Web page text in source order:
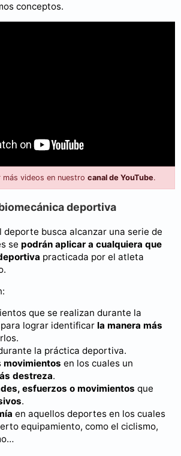
conceptos.
más videos en nuestro canal de YouTube.
deportiva
deporte busca alcanzar una serie de
se podrán aplicar a cualquiera que
practicada por el atleta
que se realizan durante la
lograr identificar la manera más
la práctica deportiva.
movimientos en los cuales un
destreza.
esfuerzos o movimientos que
.
en aquellos deportes en los cuales
equipamiento, como el ciclismo,